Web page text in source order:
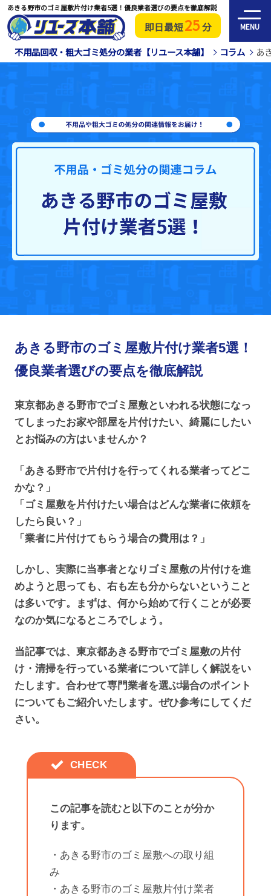
即日最短25分 MENU
あきる野市のゴミ屋敷片付け業者5選！優良業者選びの要点を徹底解説
不用品回収・粗大ゴミ処分の業者【リユース本舗】 コラム あ
あきる野市のゴミ屋敷片付け業者5選！
優良業者選びの要点を徹底解説
東京都あきる野市でゴミ屋敷といわれる状態になっ
てしまったお家や部屋を片付けたい、綺麗にしたい
とお悩みの方はいませんか？
「あきる野市で片付けを行ってくれる業者ってどこ
かな？」
「ゴミ屋敷を片付けたい場合はどんな業者に依頼を
したら良い？」
「業者に片付けてもらう場合の費用は？」
しかし、実際に当事者となりゴミ屋敷の片付けを進
めようと思っても、右も左も分からないということ
は多いです。まずは、何から始めて行くことが必要
なのか気になるところでしょう。
当記事では、東京都あきる野市でゴミ屋敷の片付
け・清掃を行っている業者について詳しく解説をい
たします。合わせて専門業者を選ぶ場合のポイント
についてもご紹介いたします。ぜひ参考にしてくだ
さい。
この記事を読むと以下のことが分か
ります。
・あきる野市のゴミ屋敷への取り組
み
・あきる野市のゴミ屋敷片付け業者